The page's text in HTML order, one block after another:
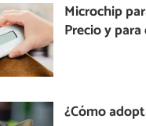
Microchip
Precio y
¿Cómo